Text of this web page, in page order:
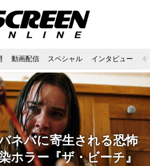
動画配信 スペシャル インタビュー
ネバに寄生される恐怖
ホラー『ザ・ビーチ』